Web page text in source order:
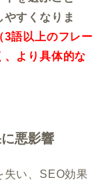
すくなりま
3語以上のフレー
、より具体的な
悪影響
失い、SEO効果